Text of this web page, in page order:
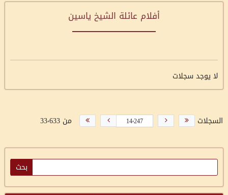
أفلام عائلة الشيخ ياسين
لا يوجد سجلات
السجلات من 33٬633